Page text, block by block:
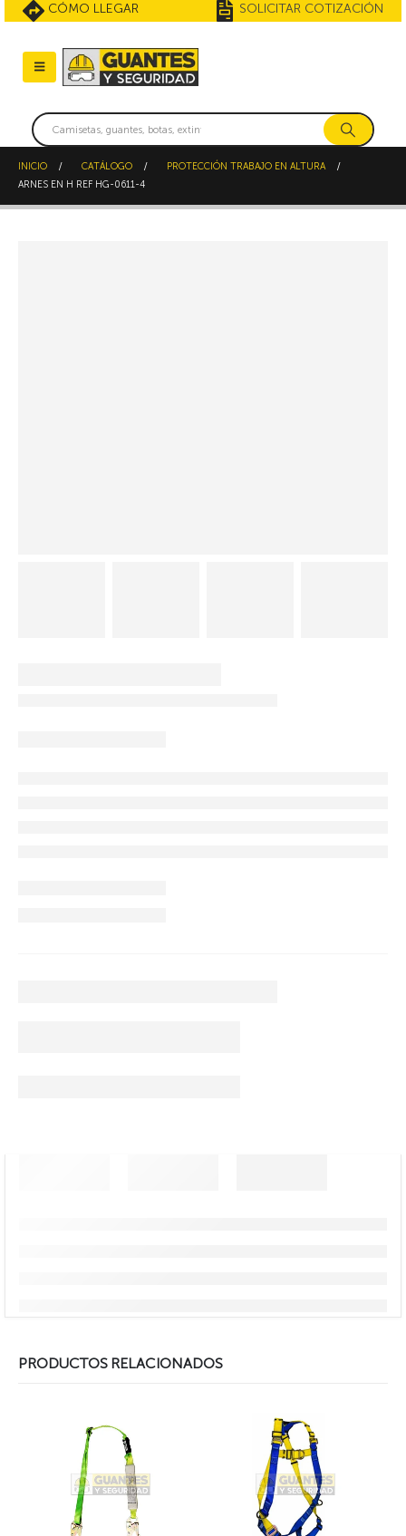
CÓMO LLEGAR SOLICITAR COTIZACIÓN
INICIO CATÁLOGO
PROTECCIÓN TRABAJO EN ALTURA
ARNES EN H REF HG-0611-4
PRODUCTOS RELACIONADOS